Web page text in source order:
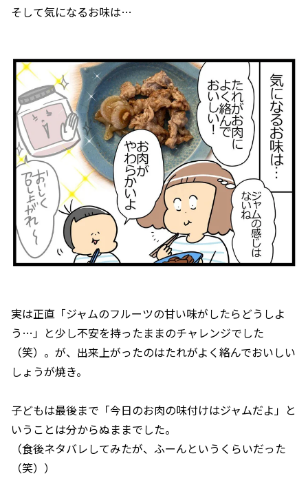
そして気になるお味は…
実は正直「ジャムのフルーツの甘い味がしたらどうしよ
う…」と少し不安を持ったままのチャレンジでした
（笑）。が、出来上がったのはたれがよく絡んでおいしい
しょうが焼き。
子どもは最後まで「今日のお肉の味付けはジャムだよ」と
いうことは分からぬままでした。
（食後ネタバレしてみたが、ふーんというくらいだった
（笑））